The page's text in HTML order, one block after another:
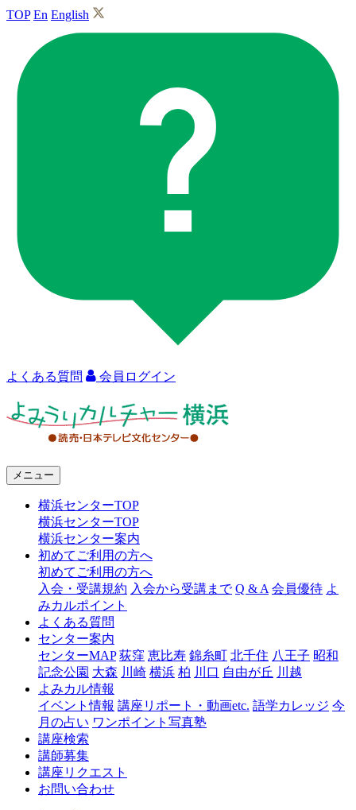
TOP En English
よくある質問 会員ログイン
ャ
浜
メニュー
横浜センターTOP
横浜センターTOP
横浜センター案内
初めてご利用の方へ
初めてご利用の方へ
入会・受講規約 入会から受講まで Q & A 会員優待 よ
みカルポイント
よくある質問
センター案内
センターMAP 荻窪 恵比寿 錦糸町 北千住 八王子 昭和
記念公園 大森 川崎 横浜 柏 川口 自由が丘 川越
よみカル情報
イベント情報 講座リポート・動画etc. 語学カレッジ 今
月の占い ワンポイント写真塾
講座検索
講師募集
講座リクエスト
お問い合わせ